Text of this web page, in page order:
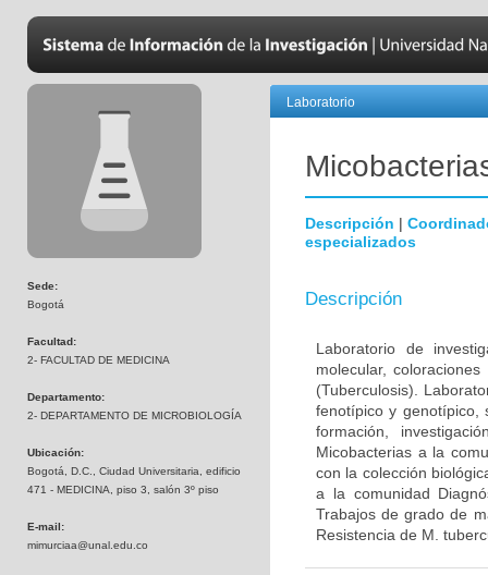
Sede:
Bogotá
Facultad:
2- FACULTAD DE MEDICINA
Departamento:
2- DEPARTAMENTO DE MICROBIOLOGÍA
Ubicación:
Bogotá, D.C., Ciudad Universitaria, edificio
471 - MEDICINA, piso 3, salón 3º piso
E-mail:
mimurciaa@unal.edu.co
Laboratorio
Descripción |
especializados
Descripción
Laboratorio de
molecular,
(Tuberculosis).
fenotípico y genotípico,
formación,
Micobacterias a la
con la colección
a la comunidad
Trabajos de grado de
Resistencia de M.